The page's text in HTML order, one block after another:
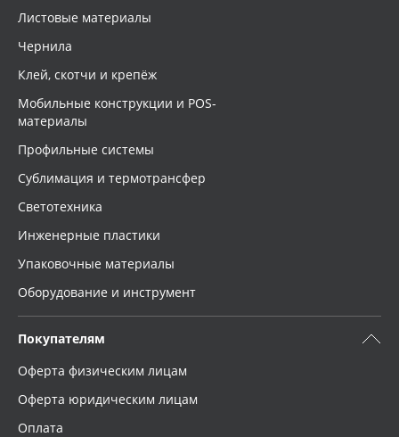
Листовые материалы
Чернила
Клей, скотчи и крепёж
Мобильные конструкции и POS-
материалы
Профильные системы
Сублимация и термотрансфер
Светотехника
Инженерные пластики
Упаковочные материалы
Оборудование и инструмент
Покупателям
Оферта физическим лицам
Оферта юридическим лицам
Оплата